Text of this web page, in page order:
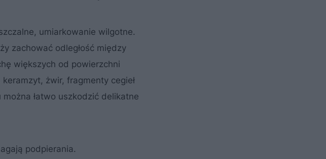
umiarkowanie wilgotne.
zachować odległość między
większych od powierzchni
żwir, fragmenty cegieł
łatwo uszkodzić delikatne
podpierania.